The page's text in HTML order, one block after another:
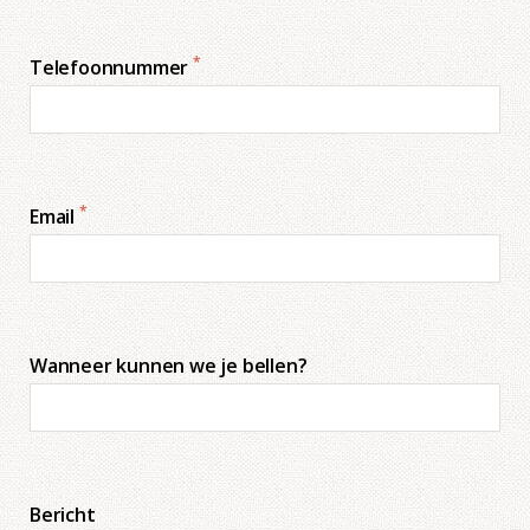
Telefoonnummer*
Email *
Wanneer kunnen we je bellen?
Bericht